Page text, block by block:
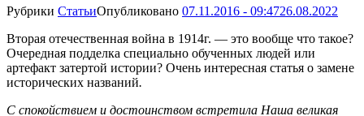
Рубрики СтатьиОпубликовано 07.11.2016 - 09:4726.08.2022
Вторая отечественная война в 1914г. — это вообще что такое?
Очередная подделка специально обученных людей или
артефакт затертой истории? Очень интересная статья о замене
исторических названий.
С спокойствием и достоинством встретила Наша великая